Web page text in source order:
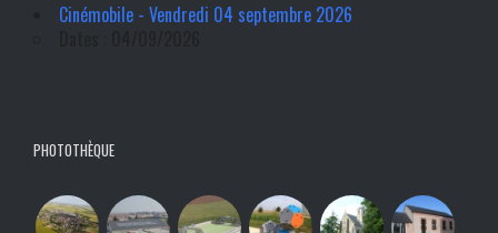
Cinémobile - Vendredi 04 septembre 2026
PHOTOTHÈQUE